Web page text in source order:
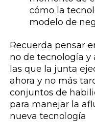
cómo la
modelo de
Recuerda pensar
no de tecnología y
las que la junta
ahora y no más
conjuntos de
para manejar la
nueva tecnología